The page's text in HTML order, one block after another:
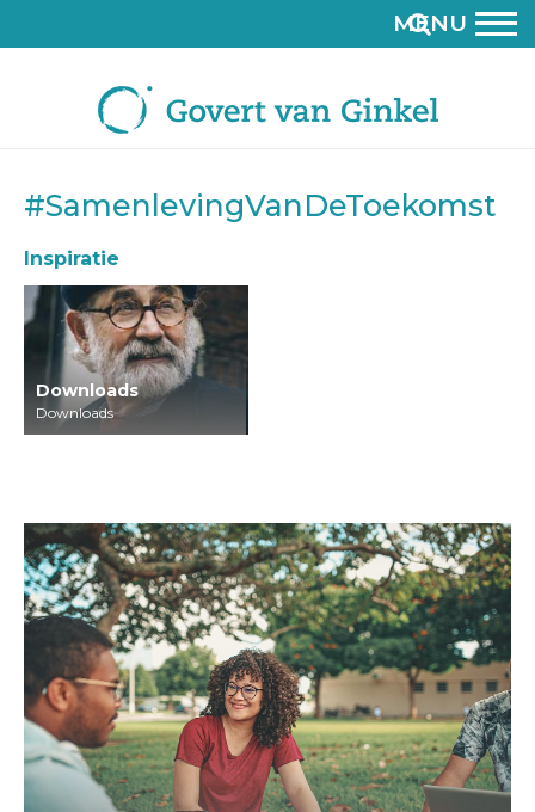
MENU
#SamenlevingVanDeToekomst
Inspiratie
Downloads
Downloads